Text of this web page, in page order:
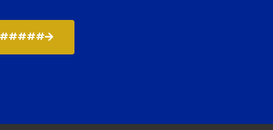
######